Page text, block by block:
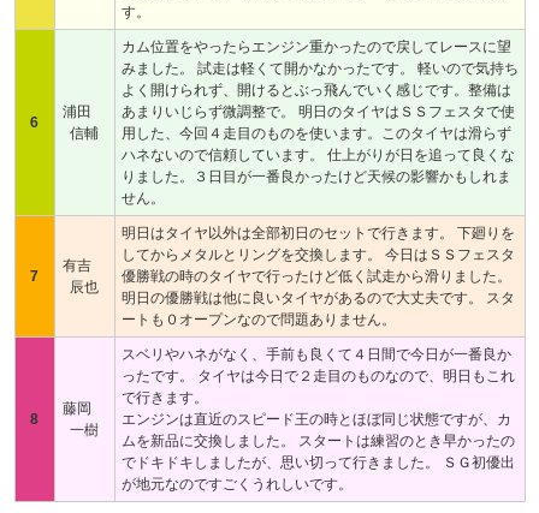
す。
6
浦田
信輔
カム位置をやったらエンジン重かったので戻してレースに望
みました。 試走は軽くて開かなかったです。 軽いので気持ち
よく開けられず、開けるとぶっ飛んでいく感じです。整備は
あまりいじらず微調整で。 明日のタイヤはＳＳフェスタで使
用した、今回４走目のものを使います。このタイヤは滑らず
ハネないので信頼しています。 仕上がりが日を追って良くな
りました。３日目が一番良かったけど天候の影響かもしれま
せん。
7
有吉
辰也
明日はタイヤ以外は全部初日のセットで行きます。 下廻りを
してからメタルとリングを交換します。 今日はＳＳフェスタ
優勝戦の時のタイヤで行ったけど低く試走から滑りました。
明日の優勝戦は他に良いタイヤがあるので大丈夫です。 スタ
ートも０オープンなので問題ありません。
8
藤岡
一樹
スベリやハネがなく、手前も良くて４日間で今日が一番良か
ったです。 タイヤは今日で２走目のものなので、明日もこれ
で行きます。
エンジンは直近のスピード王の時とほぼ同じ状態ですが、カ
ムを新品に交換しました。 スタートは練習のとき早かったの
でドキドキしましたが、思い切って行きました。 ＳＧ初優出
が地元なのですごくうれしいです。